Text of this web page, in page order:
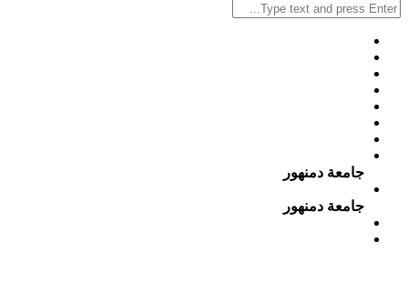
جامعة دمنهور
جامعة دمنهور